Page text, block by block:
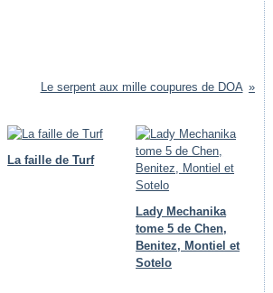
Le serpent aux mille coupures de DOA
La faille de Turf
Lady Mechanika
tome 5 de Chen,
Benitez, Montiel et
Sotelo